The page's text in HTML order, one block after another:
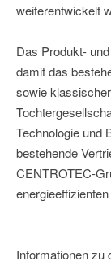
weiterentwickelt
Das Produkt-
damit das
sowie
Technologie und
bestehende
CENTROTEC-
Informationen zu